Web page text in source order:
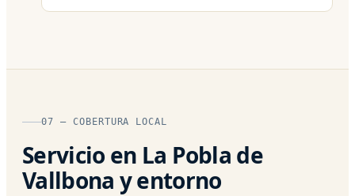
07 — COBERTURA LOCAL
Servicio en La Pobla de
Vallbona y entorno